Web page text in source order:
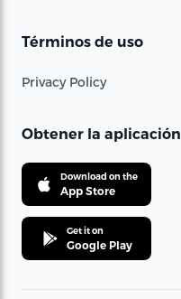
Términos de uso
Privacy Policy
Obtener la aplicación
Download on the
App Store
Get it on
Google Play